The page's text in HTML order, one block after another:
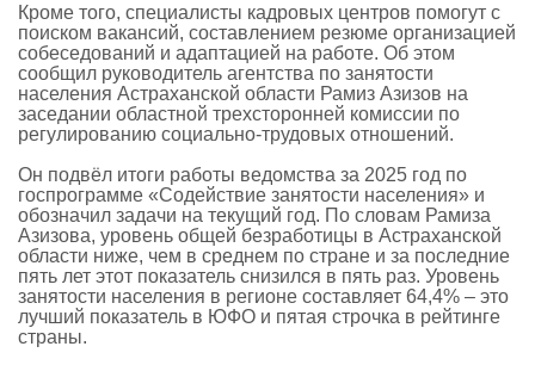
Кроме того, специалисты кадровых центров помогут с
поиском вакансий, составлением резюме организацией
собеседований и адаптацией на работе. Об этом
сообщил руководитель агентства по занятости
населения Астраханской области Рамиз Азизов на
заседании областной трехсторонней комиссии по
регулированию социально-трудовых отношений.
Он подвёл итоги работы ведомства за 2025 год по
госпрограмме «Содействие занятости населения» и
обозначил задачи на текущий год. По словам Рамиза
Азизова, уровень общей безработицы в Астраханской
области ниже, чем в среднем по стране и за последние
пять лет этот показатель снизился в пять раз. Уровень
занятости населения в регионе составляет 64,4% – это
лучший показатель в ЮФО и пятая строчка в рейтинге
страны.